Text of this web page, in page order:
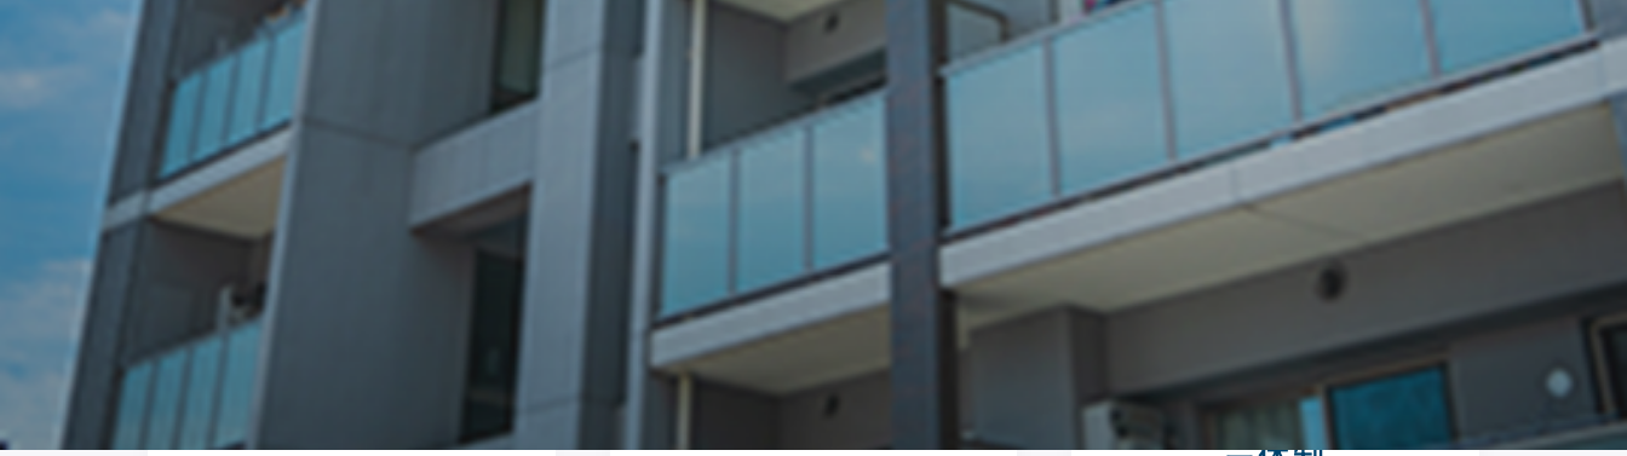
03
明朗会計と
安心の価格設定
04
スピーディーで
確実な施工
万全の
アフターフォロ